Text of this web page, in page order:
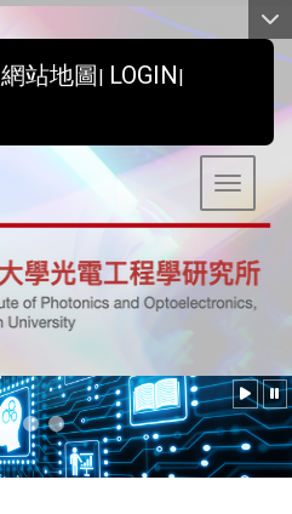
網站地圖| LOGIN|
Toggle